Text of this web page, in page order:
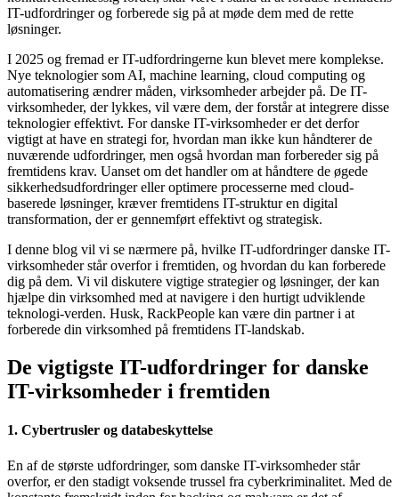
IT-udfordringer og forberede sig på at møde dem med de rette
løsninger.
I 2025 og fremad er IT-udfordringerne kun blevet mere komplekse.
Nye teknologier som AI, machine learning, cloud computing og
automatisering ændrer måden, virksomheder arbejder på. De IT-
virksomheder, der lykkes, vil være dem, der forstår at integrere disse
teknologier effektivt. For danske IT-virksomheder er det derfor
vigtigt at have en strategi for, hvordan man ikke kun håndterer de
nuværende udfordringer, men også hvordan man forbereder sig på
fremtidens krav. Uanset om det handler om at håndtere de øgede
sikkerhedsudfordringer eller optimere processerne med cloud-
baserede løsninger, kræver fremtidens IT-struktur en digital
transformation, der er gennemført effektivt og strategisk.
I denne blog vil vi se nærmere på, hvilke IT-udfordringer danske IT-
virksomheder står overfor i fremtiden, og hvordan du kan forberede
dig på dem. Vi vil diskutere vigtige strategier og løsninger, der kan
hjælpe din virksomhed med at navigere i den hurtigt udviklende
teknologi-verden. Husk, RackPeople kan være din partner i at
forberede din virksomhed på fremtidens IT-landskab.
De vigtigste IT-udfordringer for danske
IT-virksomheder i fremtiden
1. Cybertrusler og databeskyttelse
En af de største udfordringer, som danske IT-virksomheder står
overfor, er den stadigt voksende trussel fra cyberkriminalitet. Med de